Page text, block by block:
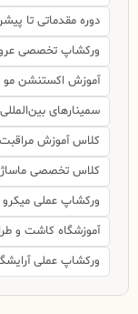
دوره مقدماتی تا
ورکشاپ تخصصی
آموزش اکستنشن مو
سمینارهای
کلاس آموزش مراقبت
کلاس تخصصی
ورکشاپ عملی میکرو
آموزشگاه کاشت و
ورکشاپ عملی